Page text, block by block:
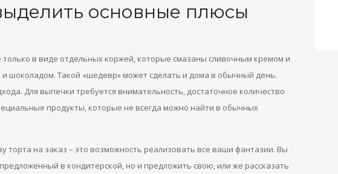
основные плюсы
только в виде отдельных коржей, которые смазаны сливочным кремом и
шоколадом. Такой «шедевр» может сделать и дома в обычный день.
Для выпечки требуется внимательность, достаточное количество
продукты, которые не всегда можно найти в обычных
торта на заказ – это возможность реализовать все ваши фантазии. Вы
в кондитерской, но и предложить свою, или же рассказать